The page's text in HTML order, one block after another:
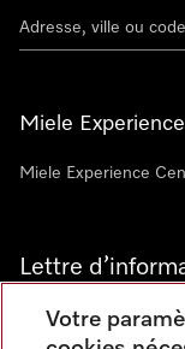
Miele
Miele Experience
Lettre
Votre